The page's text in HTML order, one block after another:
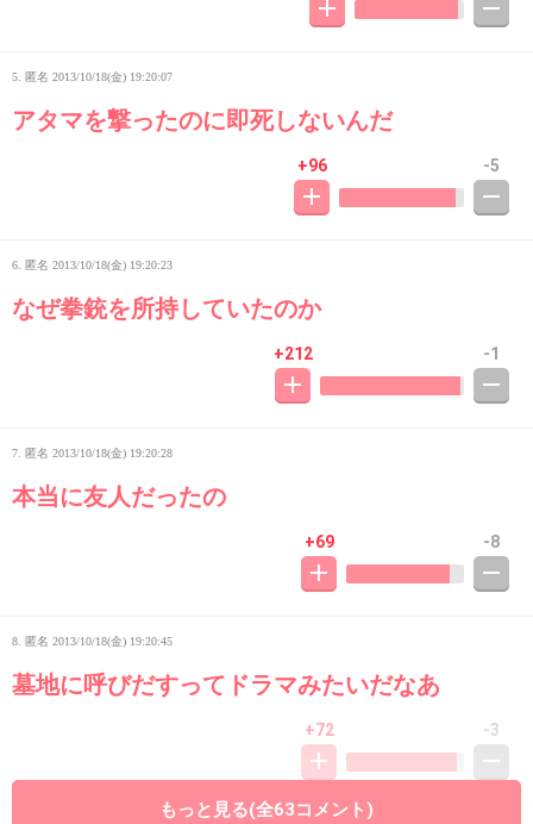
5. 匿名 2013/10/18(金) 19:20:07
アタマを撃ったのに即死しないんだ
+96 -5
6. 匿名 2013/10/18(金) 19:20:23
なぜ拳銃を所持していたのか
+212 -1
7. 匿名 2013/10/18(金) 19:20:28
本当に友人だったの
+69 -8
8. 匿名 2013/10/18(金) 19:20:45
墓地に呼びだすってドラマみたいだなあ
+72 -3
もっと見る(全63コメント)